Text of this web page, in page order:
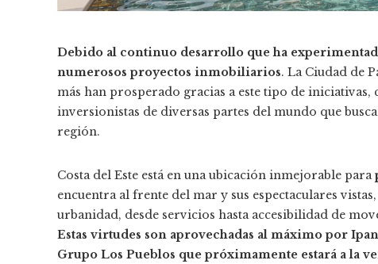
Debido al continuo desarrollo que ha
numerosos proyectos inmobiliarios. La Ciudad de
más han prosperado gracias a este tipo de
inversionistas de diversas partes del mundo que
región.
Costa del Este está en una ubicación inmejorable para
encuentra al frente del mar y sus espectaculares
urbanidad, desde servicios hasta accesibilidad de
Estas virtudes son aprovechadas al máximo por
Grupo Los Pueblos que próximamente estará a la